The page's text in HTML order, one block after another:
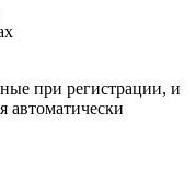
при регистрации, и
автоматически